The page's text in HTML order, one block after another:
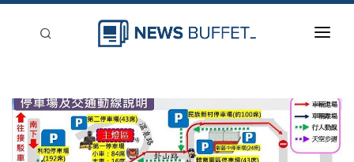
新聞稿分類
登入